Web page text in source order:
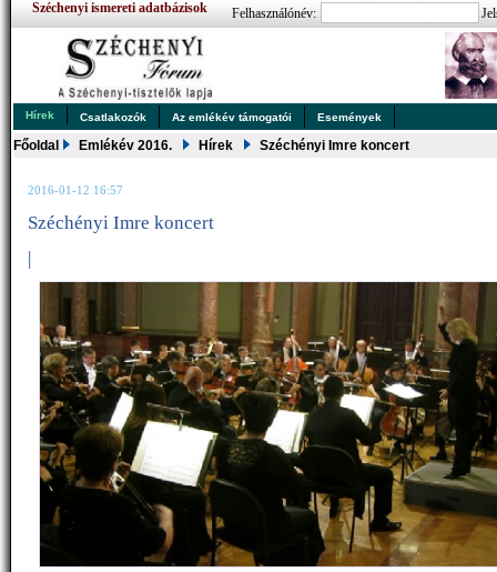
Széchenyi ismereti adatbázisok Felhasználónév:
Hírek Csatlakozók Az emlékév támogatói Események
Főoldal Emlékév 2016. Hírek Széchényi Imre koncert
2016-01-12 16:57
Széchényi Imre koncert
|